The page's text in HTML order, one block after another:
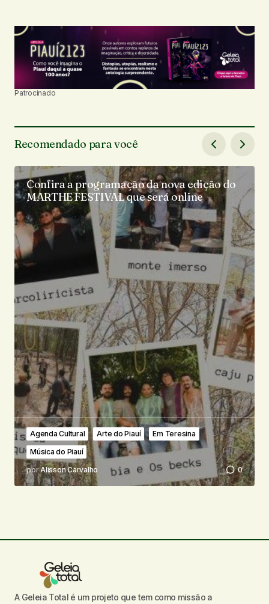
Patrocinado
Recomendado para você
Confira a programação da nova edição do
MARTHE FESTIVAL que será online
Agenda Cultural Arte do Piauí
Em Teresina
Música do Piauí
por Alisson Carvalho 0
A Geleia Total é um projeto que tem como missão a